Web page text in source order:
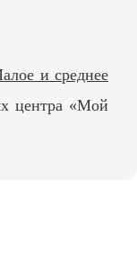
и среднее
центра «Мой